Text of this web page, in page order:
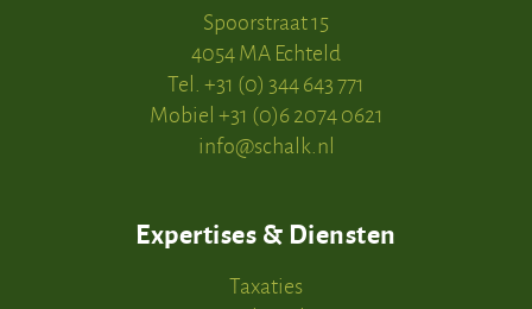
Spoorstraat 15
4054 MA Echteld
Tel. +31 (0) 344 643 771
Mobiel +31 (0)6 2074 0621
info@schalk.nl
Expertises & Diensten
Taxaties